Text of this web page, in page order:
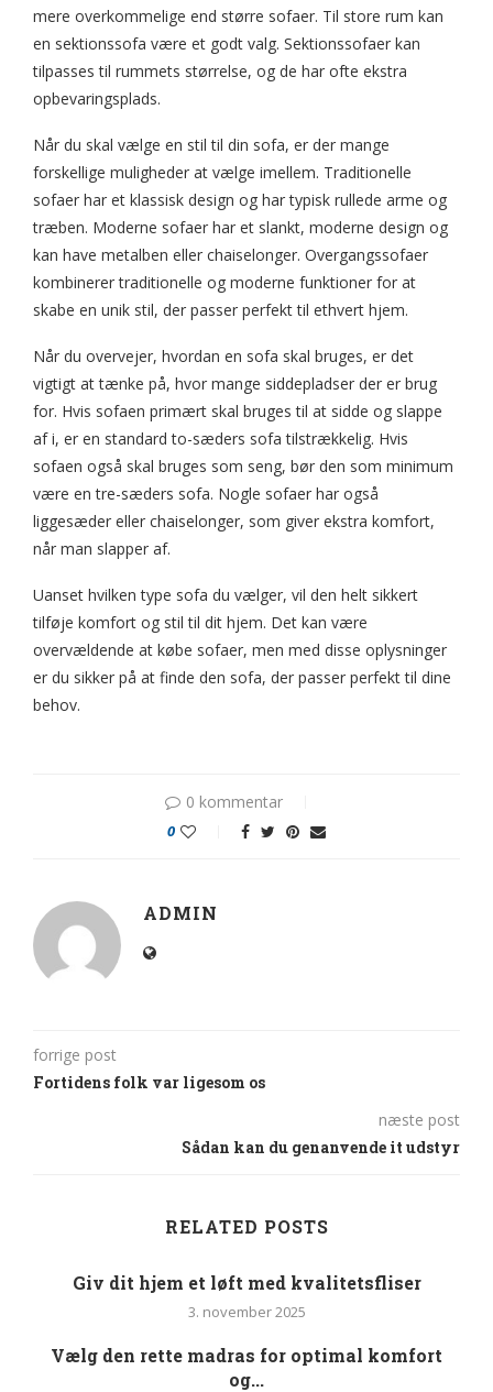
mere overkommelige end større sofaer. Til store rum kan
en sektionssofa være et godt valg. Sektionssofaer kan
tilpasses til rummets størrelse, og de har ofte ekstra
opbevaringsplads.
Når du skal vælge en stil til din sofa, er der mange
forskellige muligheder at vælge imellem. Traditionelle
sofaer har et klassisk design og har typisk rullede arme og
træben. Moderne sofaer har et slankt, moderne design og
kan have metalben eller chaiselonger. Overgangssofaer
kombinerer traditionelle og moderne funktioner for at
skabe en unik stil, der passer perfekt til ethvert hjem.
Når du overvejer, hvordan en sofa skal bruges, er det
vigtigt at tænke på, hvor mange siddepladser der er brug
for. Hvis sofaen primært skal bruges til at sidde og slappe
af i, er en standard to-sæders sofa tilstrækkelig. Hvis
sofaen også skal bruges som seng, bør den som minimum
være en tre-sæders sofa. Nogle sofaer har også
liggesæder eller chaiselonger, som giver ekstra komfort,
når man slapper af.
Uanset hvilken type sofa du vælger, vil den helt sikkert
tilføje komfort og stil til dit hjem. Det kan være
overvældende at købe sofaer, men med disse oplysninger
er du sikker på at finde den sofa, der passer perfekt til dine
behov.
0 kommentar
0
ADMIN
forrige post
Fortidens folk var ligesom os
næste post
Sådan kan du genanvende it udstyr
RELATED POSTS
Giv dit hjem et løft med kvalitetsfliser
3. november 2025
Vælg den rette madras for optimal komfort
og...